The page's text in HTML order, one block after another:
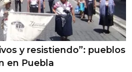
y resistiendo”: pueblos
en Puebla